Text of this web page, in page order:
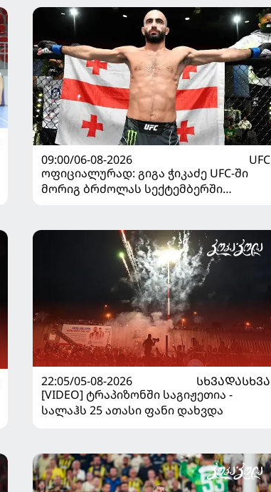
09:00/06-08-2026
UFC
ოფიციალურად: გიგა ჭიკაძე UFC-ში
მორიგ ბრძოლას სექტემბერში
22:05/05-08-2026
ᲡᲮᲕᲐᲓᲐᲡᲮᲕᲐ
[VIDEO] ტრაპიზონში საგიჟეთია -
სალაჰს 25 ათასი ფანი დახვდა